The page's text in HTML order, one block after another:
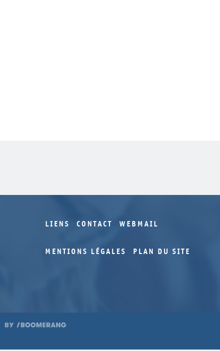
LIENS CONTACT WEBMAIL
MENTIONS LÉGALES PLAN DU SITE